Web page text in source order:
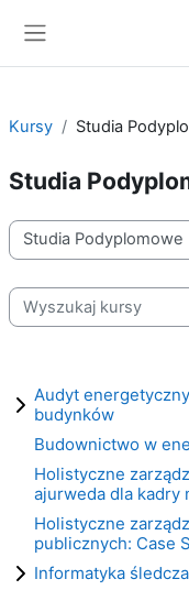
Kursy Studia
Studia
Kategorie kursów
Wyszukaj kursy
Audyt
budynków
Bu­dow­nic­two w
Holistyczne
ajurweda dla kadry
Holistyczne
publicznych: Case
Informatyka śledcza